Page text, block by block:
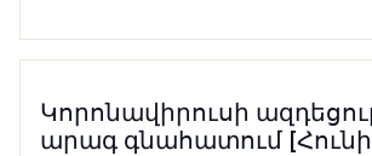
Կորոնավիրուսի
արագ գնահատում